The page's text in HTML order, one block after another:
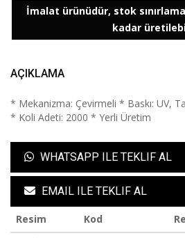
İmalat ürünüdür, stok
kadar
AÇIKLAMA
* Mekanizma: Çevirmeli * Baskı: UV,
* Koli Adeti: 2000 * Yerli Üretim
WHATSAPP ILE TEKLIF AL
EMAIL ILE TEKLIF AL
Resim Kod